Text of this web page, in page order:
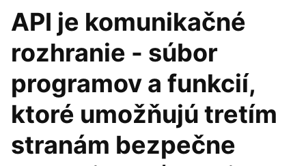
API je komunikačné
rozhranie - súbor
programov a funkcií,
ktoré umožňujú tretím
stranám bezpečne